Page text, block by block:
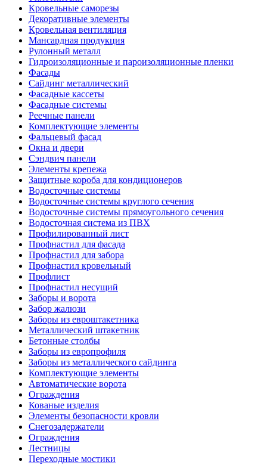
Кровельные саморезы
Декоративные элементы
Кровельная вентиляция
Мансардная продукция
Рулонный металл
Гидроизоляционные и пароизоляционные пленки
Фасады
Сайдинг металлический
Фасадные кассеты
Фасадные системы
Реечные панели
Комплектующие элементы
Фальцевый фасад
Окна и двери
Сэндвич панели
Элементы крепежа
Защитные короба для кондиционеров
Водосточные системы
Водосточные системы круглого сечения
Водосточные системы прямоугольного сечения
Водосточная система из ПВХ
Профилированный лист
Профнастил для фасада
Профнастил для забора
Профнастил кровельный
Профлист
Профнастил несущий
Заборы и ворота
Забор жалюзи
Заборы из евроштакетника
Металлический штакетник
Бетонные столбы
Заборы из европрофиля
Заборы из металлического сайдинга
Комплектующие элементы
Автоматические ворота
Ограждения
Кованые изделия
Элементы безопасности кровли
Снегозадержатели
Ограждения
Лестницы
Переходные мостики